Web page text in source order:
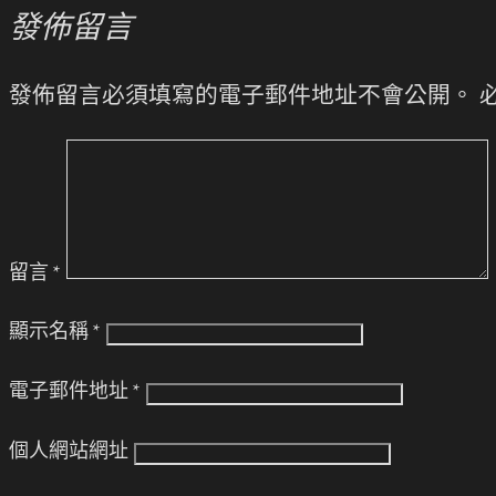
發佈留言
發佈留言必須填寫的電子郵件地址不會公開。
留言 *
顯示名稱 *
電子郵件地址 *
個人網站網址